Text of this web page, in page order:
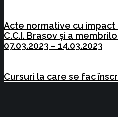
Acte normative cu
C.C.I. Brașov și a
07.03.2023 – 14.03.2023
Cursuri la care se fac